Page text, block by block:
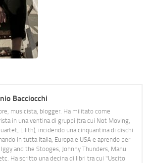
Bacciocchi
musicista, blogger. Ha militato come
in una ventina di gruppi (tra cui Not Moving,
Lilith), incidendo una cinquantina di dischi
in tutta Italia, Europa e USA e aprendo per
Iggy and the Stooges, Johnny Thunders, Manu
Ha scritto una decina di libri tra cui "Uscito